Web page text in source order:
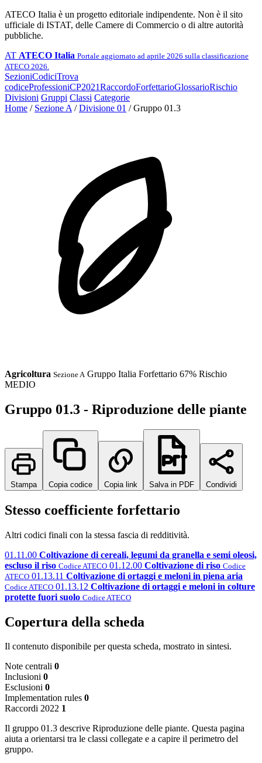
ATECO Italia è un progetto editoriale indipendente. Non è il sito
ufficiale di ISTAT, delle Camere di Commercio o di altre autorità
pubbliche.
AT ATECO Italia Portale aggiornato ad aprile 2026 sulla classificazione
ATECO 2026.
SezioniCodiciTrova
codiceProfessioniCP2021RaccordoForfettarioGlossarioRischio
Divisioni Gruppi Classi Categorie
Home / Sezione A / Divisione 01 / Gruppo 01.3
Agricoltura Sezione A Gruppo Italia Forfettario 67% Rischio
MEDIO
Gruppo 01.3 - Riproduzione delle piante
Stampa Copia codice Copia link Salva in PDF Condividi
Stesso coefficiente forfettario
Altri codici finali con la stessa fascia di redditività.
01.11.00 Coltivazione di cereali, legumi da granella e semi oleosi,
escluso il riso Codice ATECO 01.12.00 Coltivazione di riso Codice
ATECO 01.13.11 Coltivazione di ortaggi e meloni in piena aria
Codice ATECO 01.13.12 Coltivazione di ortaggi e meloni in colture
protette fuori suolo Codice ATECO
Copertura della scheda
Il contenuto disponibile per questa scheda, mostrato in sintesi.
Note centrali 0
Inclusioni 0
Esclusioni 0
Implementation rules 0
Raccordi 2022 1
Il gruppo 01.3 descrive Riproduzione delle piante. Questa pagina
aiuta a orientarsi tra le classi collegate e a capire il perimetro del
gruppo.